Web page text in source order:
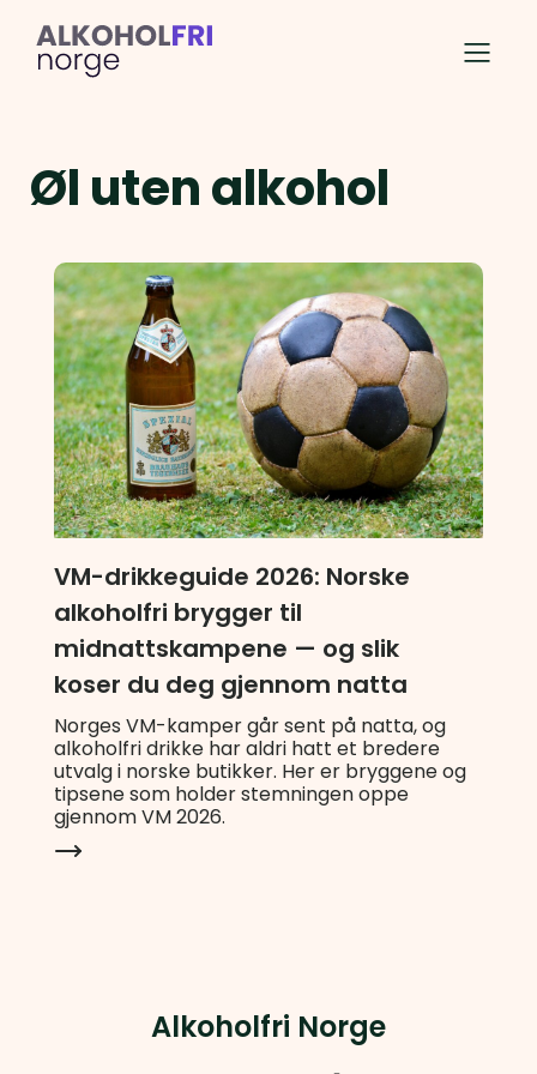
Øl uten alkohol
VM-drikkeguide 2026: Norske
alkoholfri brygger til
midnattskampene — og slik
koser du deg gjennom natta
Norges VM-kamper går sent på natta, og
alkoholfri drikke har aldri hatt et bredere
utvalg i norske butikker. Her er bryggene og
tipsene som holder stemningen oppe
gjennom VM 2026.
Alkoholfri Norge